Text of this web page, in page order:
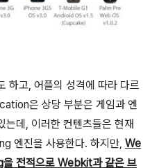
하고, 어플의 성격에 따라 다르
은 상당 부분은 게임과 엔
는데, 이러한 컨텐츠들은 현재
엔진을 사용한다. 하지만, We
전적으로 Webkit과 같은 브